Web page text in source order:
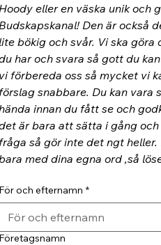
eller en väska unik och
Den är också
bökig och svår. Vi ska
har och svara så gott du
förbereda oss så mycket vi
snabbare. Du kan vara
innan du fått se och
är bara att sätta i gång
så gör inte det ngt
med dina egna ord ,så
och efternamn *